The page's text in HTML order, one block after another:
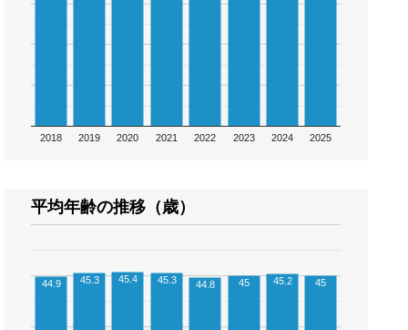
2018 2019 2020 2021 2022 2023 2024 2025
平均年齢の推移（歳）
44.9 45.3 45.4 45.3 44.8 45 45.2 45